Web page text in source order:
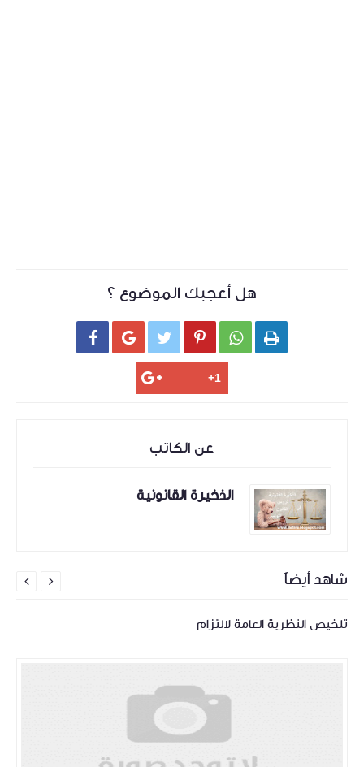
هل أعجبك الموضوع ؟
     
عن الكاتب
الذخيرة القانونية
شاهد أيضاً
تلخيص النظرية العامة لالتزام

